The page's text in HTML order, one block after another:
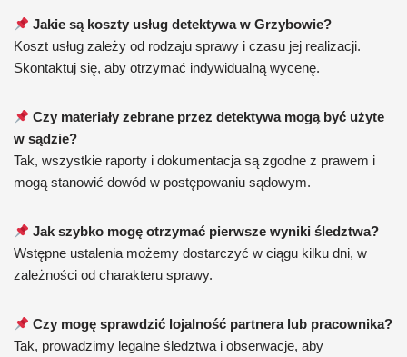
Jakie są koszty usług detektywa w Grzybowie?
Koszt usług zależy od rodzaju sprawy i czasu jej realizacji.
Skontaktuj się, aby otrzymać indywidualną wycenę.
Czy materiały zebrane przez detektywa mogą być użyte
w sądzie?
Tak, wszystkie raporty i dokumentacja są zgodne z prawem i
mogą stanowić dowód w postępowaniu sądowym.
Jak szybko mogę otrzymać pierwsze wyniki śledztwa?
Wstępne ustalenia możemy dostarczyć w ciągu kilku dni, w
zależności od charakteru sprawy.
Czy mogę sprawdzić lojalność partnera lub pracownika?
Tak, prowadzimy legalne śledztwa i obserwacje, aby